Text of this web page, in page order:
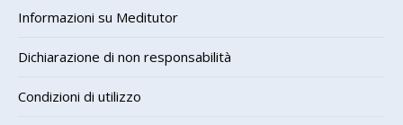
Informazioni su Meditutor
Dichiarazione di non responsabilità
Condizioni di utilizzo